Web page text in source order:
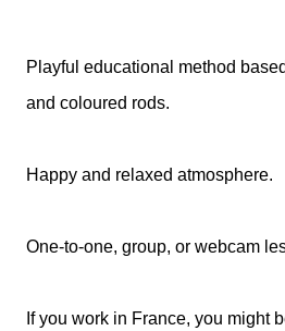
Playful educational method
and coloured rods.
Happy and relaxed atmosphere.
One-to-one, group, or webcam
If you work in France, you might